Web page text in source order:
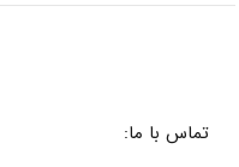
تماس با ما: